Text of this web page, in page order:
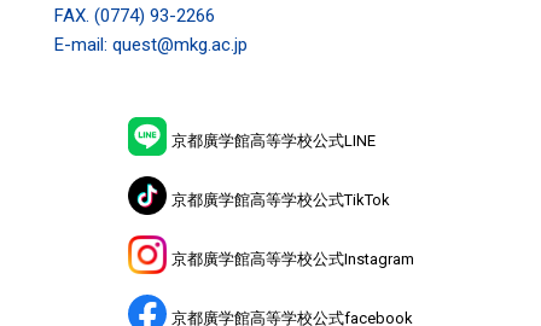
FAX. (0774) 93-2266
E-mail: quest@mkg.ac.jp
京都廣学館高等学校公式LINE
京都廣学館高等学校公式TikTok
京都廣学館高等学校公式Instagram
京都廣学館高等学校公式facebook